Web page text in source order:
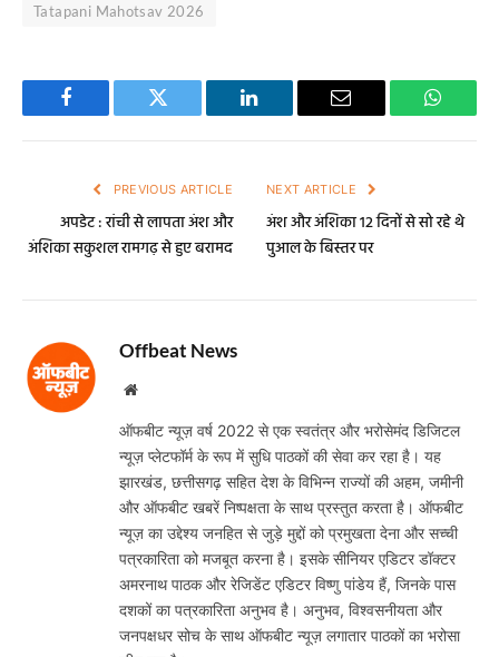
Tatapani Mahotsav 2026
Facebook Twitter LinkedIn Email
PREVIOUS ARTICLE
अपडेट : रांची से लापता अंश और
अंशिका सकुशल रामगढ़ से हुए बरामद
NEXT ARTICLE
अंश और अंशिका 12 दिनों से सो रहे थे
पुआल के बिस्तर पर
Offbeat News
Website
ऑफबीट न्यूज़ वर्ष 2022 से एक स्वतंत्र और भरोसेमंद डिजिटल
न्यूज़ प्लेटफॉर्म के रूप में सुधि पाठकों की सेवा कर रहा है। यह
झारखंड, छत्तीसगढ़ सहित देश के विभिन्न राज्यों की अहम, जमीनी
और ऑफबीट खबरें निष्पक्षता के साथ प्रस्तुत करता है। ऑफबीट
न्यूज़ का उद्देश्य जनहित से जुड़े मुद्दों को प्रमुखता देना और सच्ची
पत्रकारिता को मजबूत करना है। इसके सीनियर एडिटर डॉक्टर
अमरनाथ पाठक और रेजिडेंट एडिटर विष्णु पांडेय हैं, जिनके पास
दशकों का पत्रकारिता अनुभव है। अनुभव, विश्वसनीयता और
जनपक्षधर सोच के साथ ऑफबीट न्यूज़ लगातार पाठकों का भरोसा